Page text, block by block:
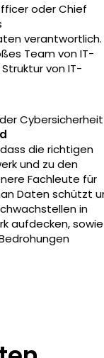
oder Chief
verantwortlich.
Team von IT-
von IT-
Cybersicherheit
die richtigen
und zu den
Fachleute für
Daten schützt
in
aufdecken, sowie